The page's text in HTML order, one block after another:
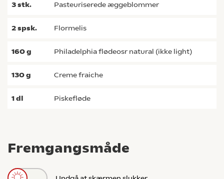
Fremgangsmåde
3stk. pasteuriserede æggeblommer
2spsk. flormelis
160g Philadelphia flødeosr natural (ikke light)
130g creme fraiche
1dl piskefløde